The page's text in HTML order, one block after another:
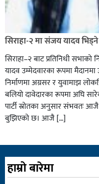
सिराहा-२ मा संजय यादव
सिराहा–२ बाट प्रतिनिधी
यादव उम्मेदवारका रूपमा मैदानमा
निर्माणमा अग्रसर र युवामाझ
बलियो दावेदारका रूपमा अघि
पार्टी स्रोतका अनुसार संभवतः आजै
बुझिएको छ। आजै […]
हाम्रो बारेमा